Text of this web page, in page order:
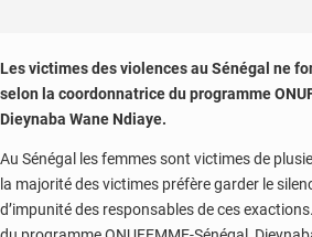
Les victimes des violences au Sénégal ne
selon la coordonnatrice du programme
Dieynaba Wane Ndiaye.
Au Sénégal les femmes sont victimes de
la majorité des victimes préfère garder le
d’impunité des responsables de ces